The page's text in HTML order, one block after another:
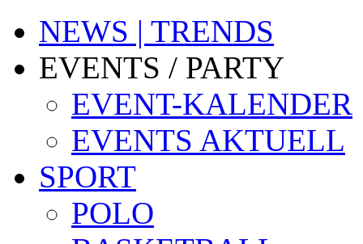
NEWS | TRENDS
EVENTS / PARTY
EVENT-KALENDER
EVENTS AKTUELL
SPORT
POLO